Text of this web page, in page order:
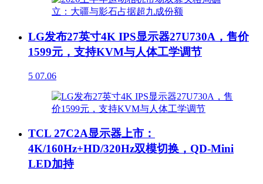
LG发布27英寸4K IPS显示器27U730A，售价
1599元，支持KVM与人体工学调节
5 07.06
TCL 27C2A显示器上市：
4K/160Hz+HD/320Hz双模切换，QD-Mini
LED加持